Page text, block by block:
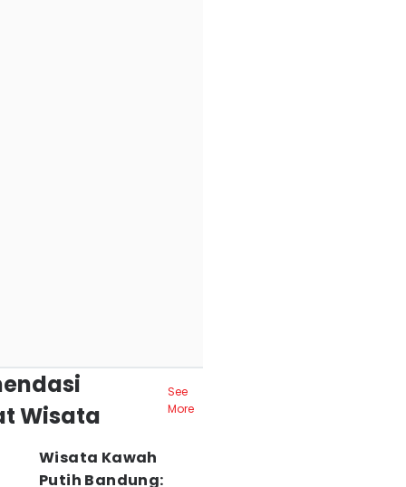
Wisata
See
More
Wisata Kawah
Putih Bandung: